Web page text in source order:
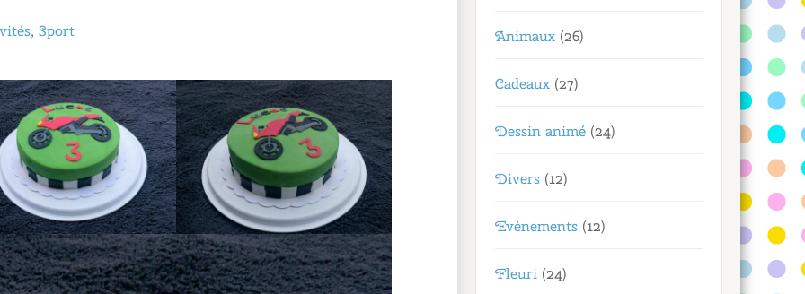
, Sport Animaux (26)
Cadeaux (27)
Dessin animé (24)
Divers (12)
Evènements (12)
Fleuri (24)